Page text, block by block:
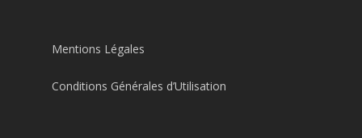
Mentions Légales
Conditions Générales d’Utilisation